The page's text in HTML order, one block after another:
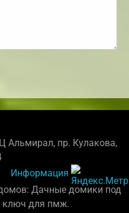
Альмирал, пр. Кулакова,
Информация
Дачные домики под
ключ для пмж.